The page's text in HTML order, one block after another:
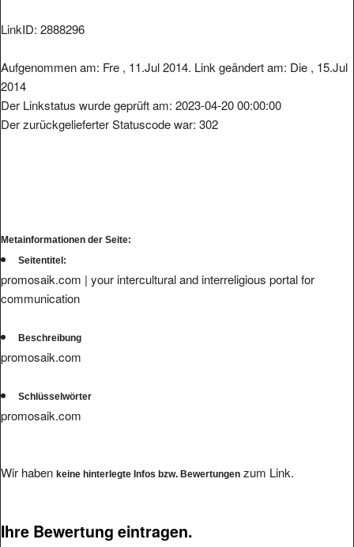
LinkID: 2888296
Aufgenommen am: Fre , 11.Jul 2014. Link geändert am: Die , 15.Jul
2014
Der Linkstatus wurde geprüft am: 2023-04-20 00:00:00
Der zurückgelieferter Statuscode war: 302
Metainformationen der Seite:
Seitentitel:
promosaik.com | your intercultural and interreligious portal for
communication
Beschreibung
promosaik.com
Schlüsselwörter
promosaik.com
Wir haben keine hinterlegte Infos bzw. Bewertungen zum Link.
Ihre Bewertung eintragen.